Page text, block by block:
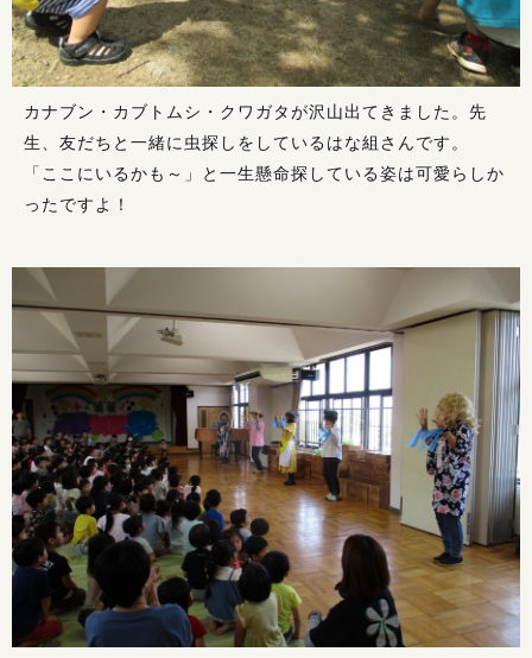
カナブン・カブトムシ・クワガタが沢山出てきました。先
生、友だちと一緒に虫探しをしているはな組さんです。
「ここにいるかも～」と一生懸命探している姿は可愛らしか
ったですよ！